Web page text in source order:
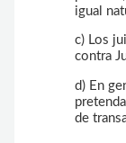
igual
c) Los
contra
d) En
de